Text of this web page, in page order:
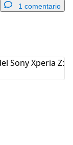
1 comentario